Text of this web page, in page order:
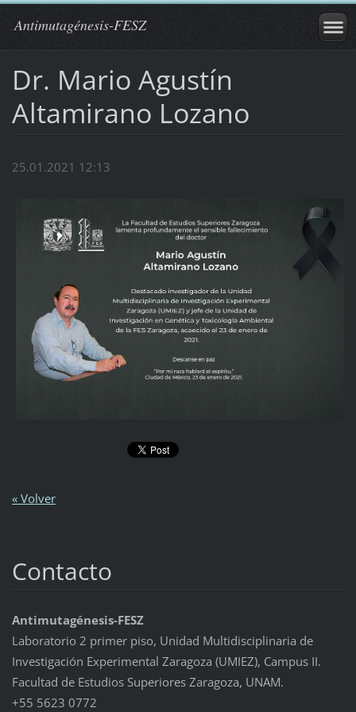
Antimutagénesis-FESZ
Dr. Mario Agustín
Altamirano Lozano
25.01.2021 12:13
« Volver
Contacto
Antimutagénesis-FESZ
Laboratorio 2 primer piso, Unidad Multidisciplinaria de
Investigación Experimental Zaragoza (UMIEZ), Campus II.
Facultad de Estudios Superiores Zaragoza, UNAM.
+55 5623 0772